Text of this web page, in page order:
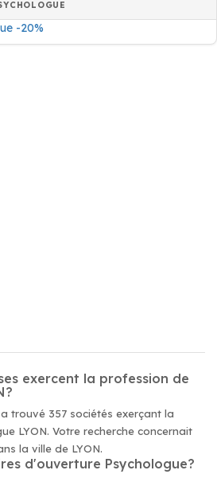
-20%
exercent la profession de
trouvé 357 sociétés exerçant la
LYON. Votre recherche concernait
la ville de LYON.
d'ouverture Psychologue?